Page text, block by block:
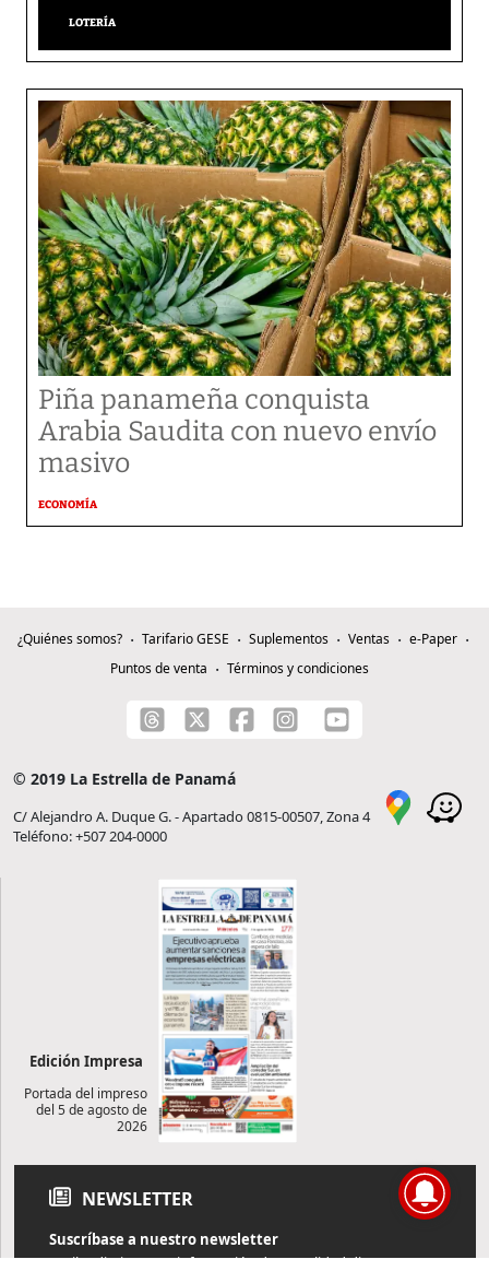
LOTERÍA
Piña panameña conquista
Arabia Saudita con nuevo envío
masivo
ECONOMÍA
¿Quiénes somos? Tarifario GESE Suplementos Ventas
e-Paper
Puntos de venta
Términos y condiciones
© 2019 La Estrella de Panamá
C/ Alejandro A. Duque G. - Apartado 0815-00507, Zona 4
Teléfono: +507 204-0000
Edición Impresa
Portada del impreso
del 5 de agosto de
2026
NEWSLETTER
Suscríbase a nuestro newsletter
Reciba diariamente información de actualidad directamente en